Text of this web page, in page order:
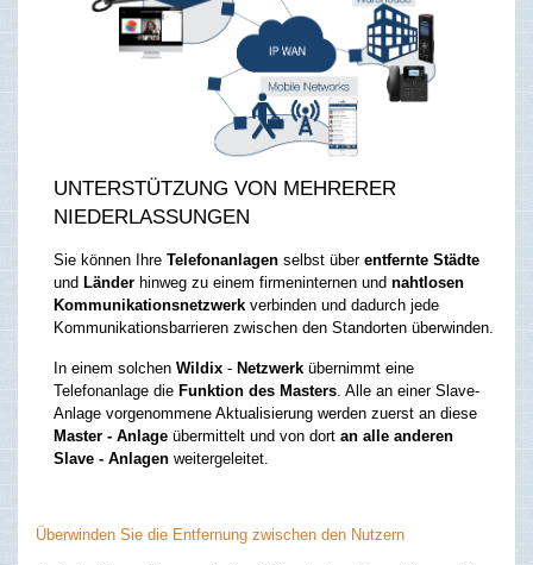
UNTERSTÜTZUNG VON MEHRERER
NIEDERLASSUNGEN
Sie können Ihre Telefonanlagen selbst über entfernte Städte
und Länder hinweg zu einem firmeninternen und nahtlosen
Kommunikationsnetzwerk verbinden und dadurch jede
Kommunikationsbarrieren zwischen den Standorten überwinden.
In einem solchen Wildix - Netzwerk übernimmt eine
Telefonanlage die Funktion des Masters. Alle an einer Slave-
Anlage vorgenommene Aktualisierung werden zuerst an diese
Master - Anlage übermittelt und von dort an alle anderen
Slave - Anlagen weitergeleitet.
Überwinden Sie die Entfernung zwischen den Nutzern